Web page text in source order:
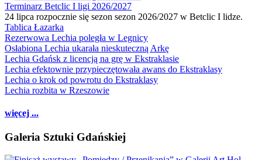
Terminarz Betclic I ligi 2026/2027
24 lipca rozpocznie się sezon sezon 2026/2027 w Betclic I lidze.
Tablica Łazarka
Rezerwowa Lechia poległa w Legnicy
Osłabiona Lechia ukarała nieskuteczną Arkę
Lechia Gdańsk z licencją na grę w Ekstraklasie
Lechia efektownie przypieczętowała awans do Ekstraklasy
Lechia o krok od powrotu do Ekstraklasy
Lechia rozbita w Rzeszowie
więcej ...
Galeria Sztuki Gdańskiej